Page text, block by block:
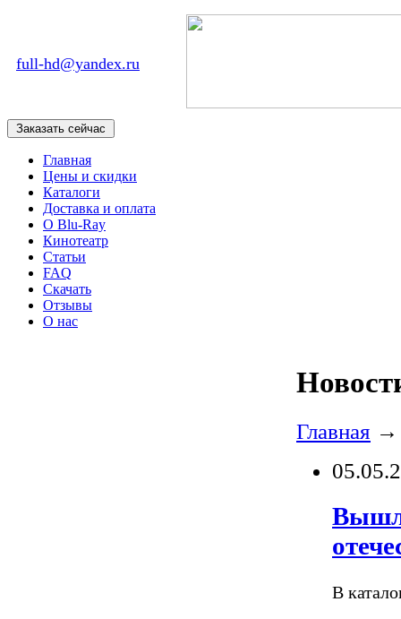
full-hd@yandex.ru
Главная
Цены и скидки
Каталоги
Доставка и оплата
О Blu-Ray
Кинотеатр
Статьи
FAQ
Скачать
Отзывы
О нас
Главная →
В